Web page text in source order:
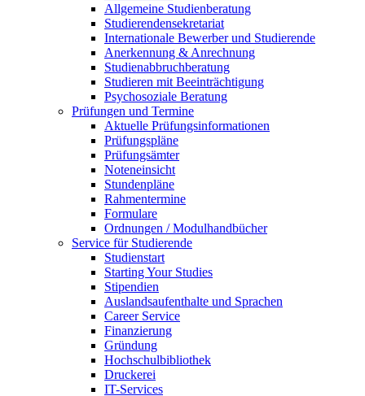
Allgemeine Studienberatung
Studierendensekretariat
Internationale Bewerber und Studierende
Anerkennung & Anrechnung
Studienabbruchberatung
Studieren mit Beeinträchtigung
Psychosoziale Beratung
Prüfungen und Termine
Aktuelle Prüfungsinformationen
Prüfungspläne
Prüfungsämter
Noteneinsicht
Stundenpläne
Rahmentermine
Formulare
Ordnungen / Modulhandbücher
Service für Studierende
Studienstart
Starting Your Studies
Stipendien
Auslandsaufenthalte und Sprachen
Career Service
Finanzierung
Gründung
Hochschulbibliothek
Druckerei
IT-Services